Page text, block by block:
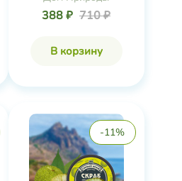
388 ₽ 710 ₽
В корзину
-11%